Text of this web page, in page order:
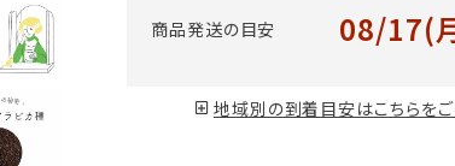
商品発送の目安 08/17(
地域別の到着目安はこちらを